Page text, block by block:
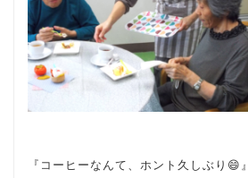
『コーヒーなんて、ホント久しぶり😄』